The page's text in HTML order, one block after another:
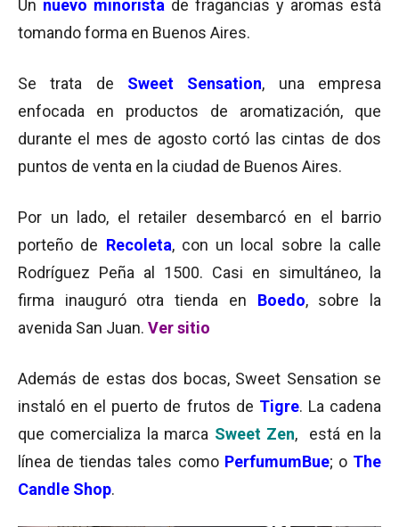
Un nuevo minorista de fragancias y aromas está
tomando forma en Buenos Aires.
Se trata de Sweet Sensation, una empresa
enfocada en productos de aromatización, que
durante el mes de agosto cortó las cintas de dos
puntos de venta en la ciudad de Buenos Aires.
Por un lado, el retailer desembarcó en el barrio
porteño de Recoleta, con un local sobre la calle
Rodríguez Peña al 1500. Casi en simultáneo, la
firma inauguró otra tienda en Boedo, sobre la
avenida San Juan. Ver sitio
Además de estas dos bocas, Sweet Sensation se
instaló en el puerto de frutos de Tigre. La cadena
que comercializa la marca Sweet Zen, está en la
línea de tiendas tales como PerfumumBue; o The
Candle Shop.